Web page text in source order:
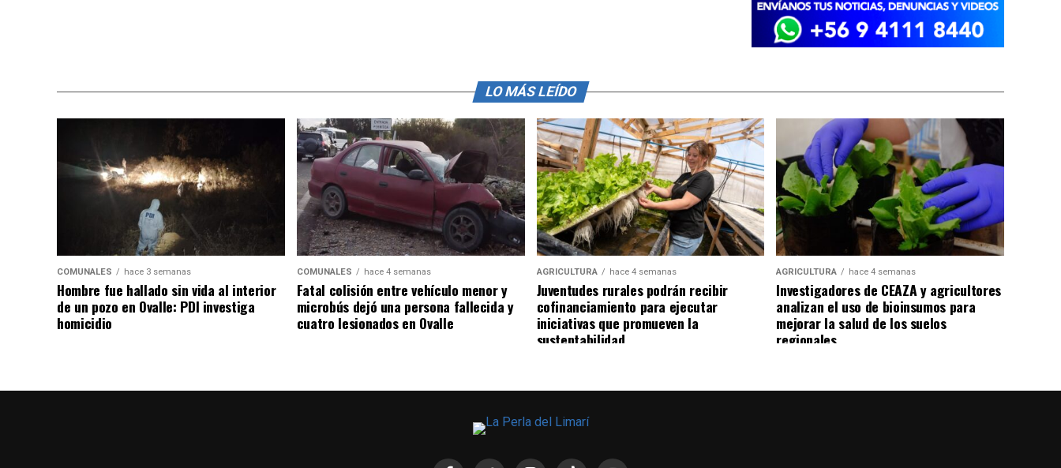
LO MÁS LEÍDO
COMUNALES hace 3 semanas
Hombre fue hallado sin vida al interior
de un pozo en Ovalle: PDI investiga
homicidio
COMUNALES hace 4 semanas
Fatal colisión entre vehículo menor y
microbús dejó una persona fallecida y
cuatro lesionados en Ovalle
AGRICULTURA hace 4 semanas
Juventudes rurales podrán recibir
cofinanciamiento para ejecutar
iniciativas que promueven la
sustentabilidad
AGRICULTURA hace 4 semanas
Investigadores de CEAZA y agricultores
analizan el uso de bioinsumos para
mejorar la salud de los suelos
regionales